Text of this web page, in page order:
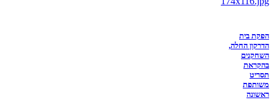
הפקת בית
הדרקון החלה,
השחקנים
בהקראת
תסריט
משותפת
ראשונה